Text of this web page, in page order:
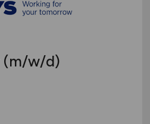
(m/w/d)